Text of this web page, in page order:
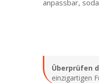
anpassbar,
Überprüfen
einzigartigen